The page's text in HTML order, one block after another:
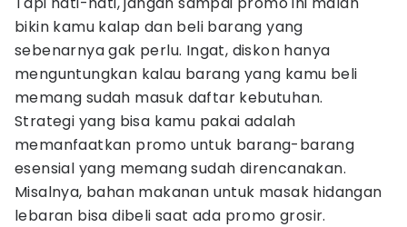
bikin kamu kalap dan beli barang yang
sebenarnya gak perlu. Ingat, diskon hanya
menguntungkan kalau barang yang kamu beli
memang sudah masuk daftar kebutuhan.
Strategi yang bisa kamu pakai adalah
memanfaatkan promo untuk barang-barang
esensial yang memang sudah direncanakan.
Misalnya, bahan makanan untuk masak hidangan
lebaran bisa dibeli saat ada promo grosir.